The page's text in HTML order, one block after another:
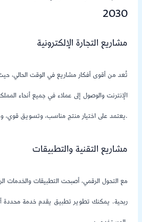
2030
مشاريع التجارة الإلكترونية
تُعد من أقوى أفكار مشاريع في الوقت الحالي،
الإنترنت والوصول إلى عملاء في جميع أنحاء
يعتمد على اختيار منتج مناسب، وتسويق قوي، وخدمة عملاء مميزة.
مشاريع التقنية والتطبيقات
مع التحول الرقمي، أصبحت التطبيقات والخدمات
ربحية. يمكنك تطوير تطبيق يقدم خدمة محددة